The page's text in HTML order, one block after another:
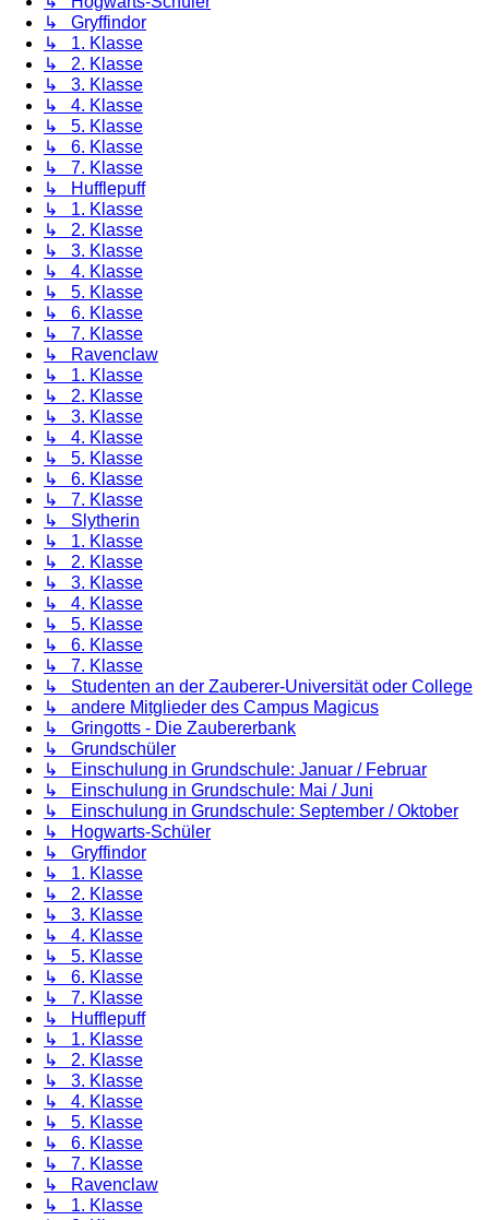
↳ Gryffindor
↳ 1. Klasse
↳ 2. Klasse
↳ 3. Klasse
↳ 4. Klasse
↳ 5. Klasse
↳ 6. Klasse
↳ 7. Klasse
↳ Hufflepuff
↳ 1. Klasse
↳ 2. Klasse
↳ 3. Klasse
↳ 4. Klasse
↳ 5. Klasse
↳ 6. Klasse
↳ 7. Klasse
↳ Ravenclaw
↳ 1. Klasse
↳ 2. Klasse
↳ 3. Klasse
↳ 4. Klasse
↳ 5. Klasse
↳ 6. Klasse
↳ 7. Klasse
↳ Slytherin
↳ 1. Klasse
↳ 2. Klasse
↳ 3. Klasse
↳ 4. Klasse
↳ 5. Klasse
↳ 6. Klasse
↳ 7. Klasse
↳ Studenten an der Zauberer-Universität oder College
↳ andere Mitglieder des Campus Magicus
↳ Gringotts - Die Zaubererbank
↳ Grundschüler
↳ Einschulung in Grundschule: Januar / Februar
↳ Einschulung in Grundschule: Mai / Juni
↳ Einschulung in Grundschule: September / Oktober
↳ Hogwarts-Schüler
↳ Gryffindor
↳ 1. Klasse
↳ 2. Klasse
↳ 3. Klasse
↳ 4. Klasse
↳ 5. Klasse
↳ 6. Klasse
↳ 7. Klasse
↳ Hufflepuff
↳ 1. Klasse
↳ 2. Klasse
↳ 3. Klasse
↳ 4. Klasse
↳ 5. Klasse
↳ 6. Klasse
↳ 7. Klasse
↳ Ravenclaw
↳ 1. Klasse